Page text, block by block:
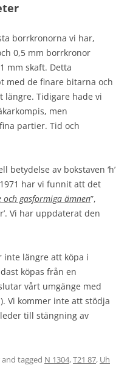
borrkronorna vi har,
0,5 mm borrkronor
mm skaft. Detta
de finare bitarna och
längre. Tidigare hade vi
men
partier. Tid och
betydelse av bokstaven ‘h’
1971 har vi funnit att det
gasformiga ämnen”,
Vi har uppdaterat den
inte längre att köpa i
köpas från en
vårt umgänge med
Vi kommer inte att stödja
till stängning av
and tagged N 1304,T21 87, Uh